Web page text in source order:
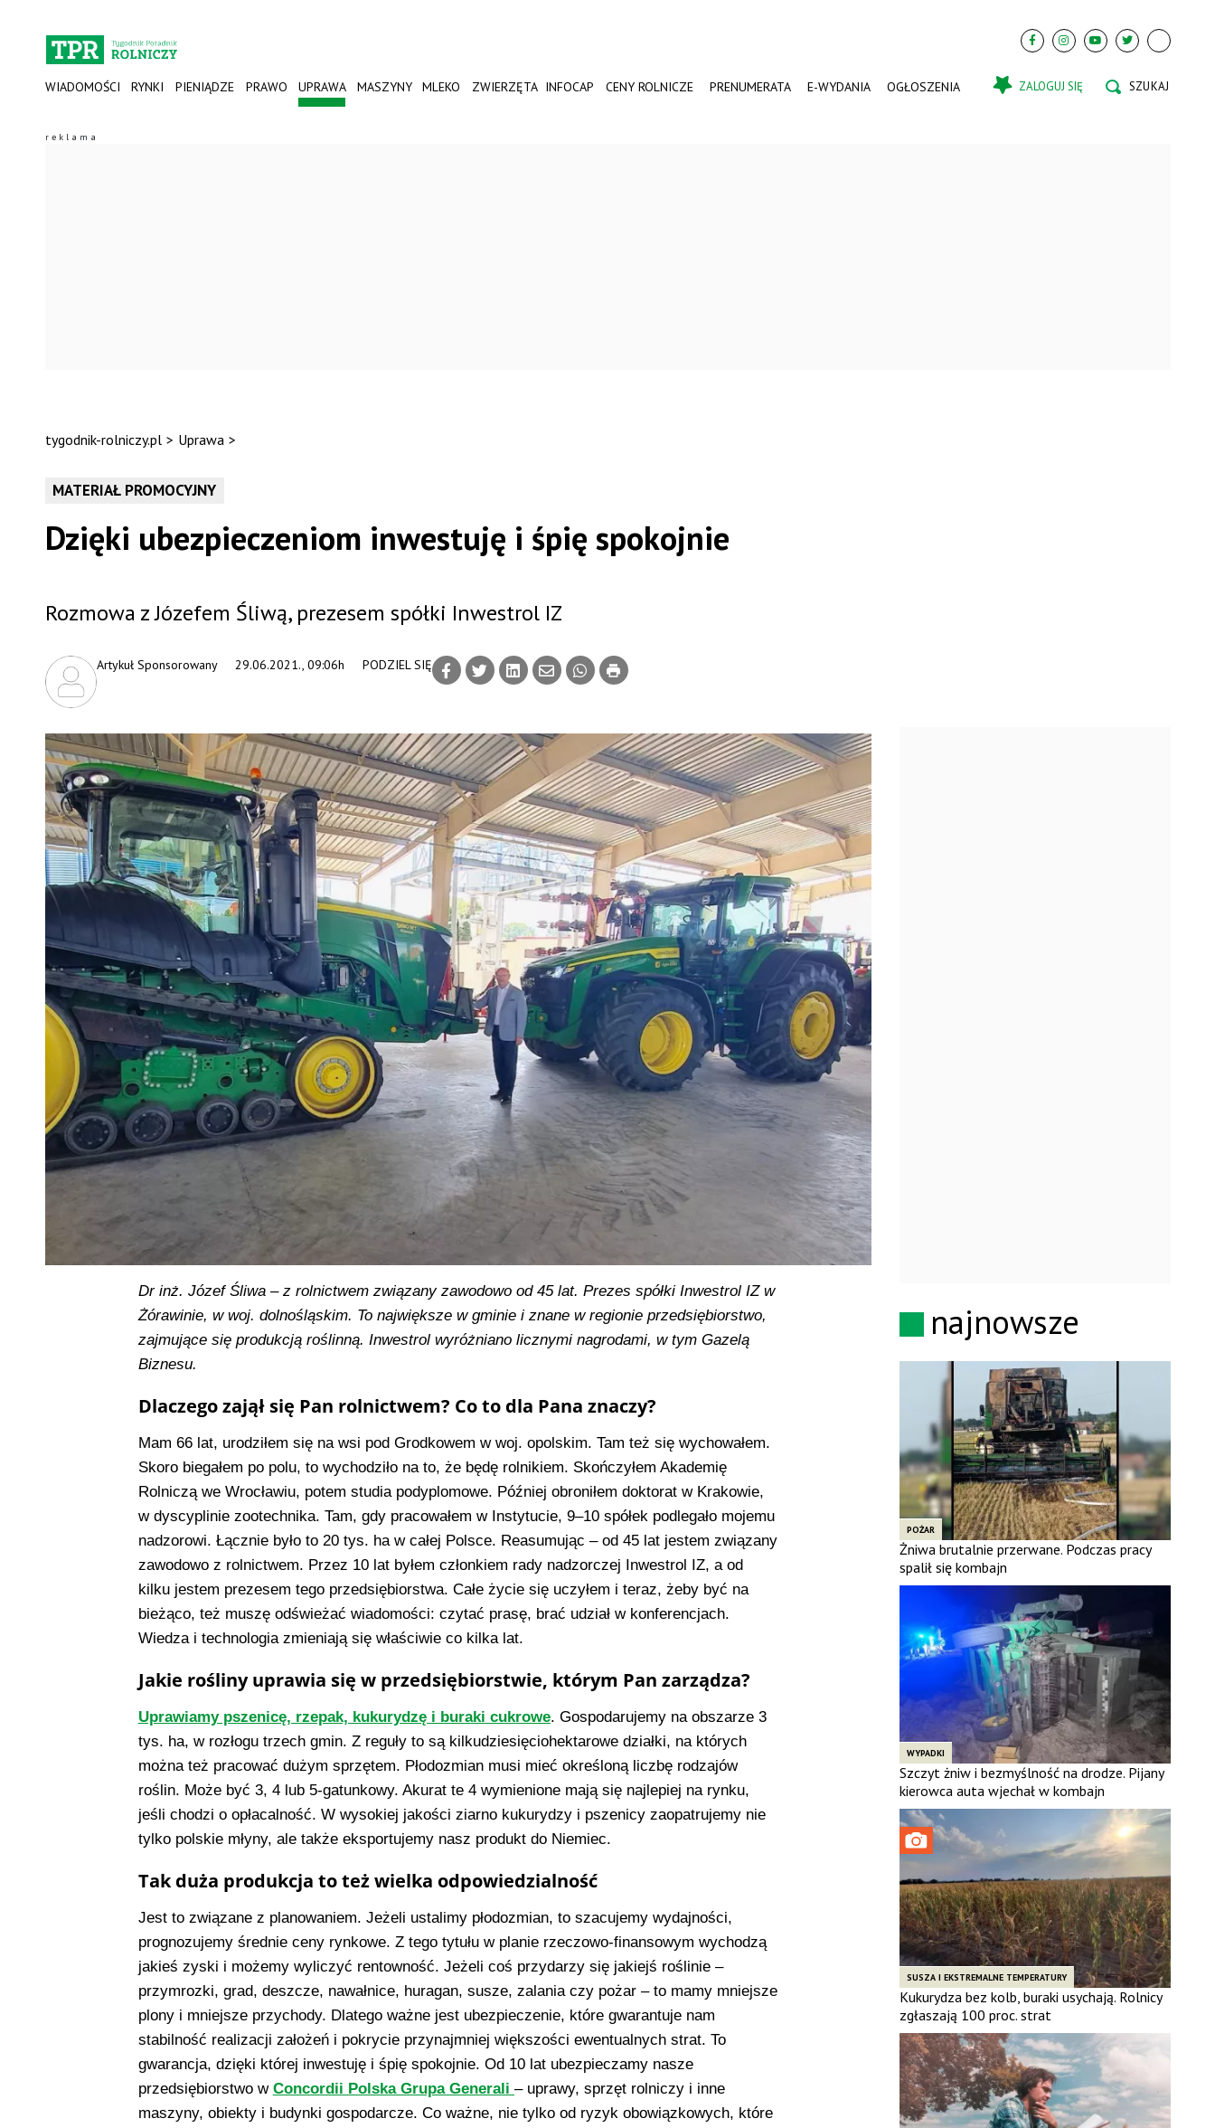
WIADOMOŚCI RYNKI PIENIĄDZE PRAWO UPRAWA MASZYNY MLEKO ZWIERZĘTA INFOCAP CENY ROLNICZE PRENUMERATA E-WYDANIA OGŁOSZENIA ZALOGUJ SIĘ
tygodnik-rolniczy.pl > Uprawa >
MATERIAŁ PROMOCYJNY
Dzięki ubezpieczeniom inwestuję i śpię spokojnie
29.06.2021., 09:06h
Artykuł Sponsorowany PODZIEL SIĘ
Rozmowa z Józefem Śliwą, prezesem spółki Inwestrol IZ
Dr inż. Józef Śliwa – z rolnictwem związany zawodowo od 45 lat. Prezes spółki Inwestrol IZ w
Żórawinie, w woj. dolnośląskim. To największe w gminie i znane w regionie przedsiębiorstwo,
zajmujące się produkcją roślinną. Inwestrol wyróżniano licznymi nagrodami, w tym Gazelą
Biznesu.
Dlaczego zajął się Pan rolnictwem? Co to dla Pana znaczy?
Mam 66 lat, urodziłem się na wsi pod Grodkowem w woj. opolskim. Tam też się wychowałem.
Skoro biegałem po polu, to wychodziło na to, że będę rolnikiem. Skończyłem Akademię
Rolniczą we Wrocławiu, potem studia podyplomowe. Później obroniłem doktorat w Krakowie,
w dyscyplinie zootechnika. Tam, gdy pracowałem w Instytucie, 9–10 spółek podlegało mojemu
nadzorowi. Łącznie było to 20 tys. ha w całej Polsce. Reasumując – od 45 lat jestem związany
zawodowo z rolnictwem. Przez 10 lat byłem członkiem rady nadzorczej Inwestrol IZ, a od
kilku jestem prezesem tego przedsiębiorstwa. Całe życie się uczyłem i teraz, żeby być na
bieżąco, też muszę odświeżać wiadomości: czytać prasę, brać udział w konferencjach.
Wiedza i technologia zmieniają się właściwie co kilka lat.
Jakie rośliny uprawia się w przedsiębiorstwie, którym Pan zarządza?
Uprawiamy pszenicę, rzepak, kukurydzę i buraki cukrowe. Gospodarujemy na obszarze 3
tys. ha, w rozłogu trzech gmin. Z reguły to są kilkudziesięciohektarowe działki, na których
można też pracować dużym sprzętem. Płodozmian musi mieć określoną liczbę rodzajów
roślin. Może być 3, 4 lub 5-gatunkowy. Akurat te 4 wymienione mają się najlepiej na rynku,
jeśli chodzi o opłacalność. W wysokiej jakości ziarno kukurydzy i pszenicy zaopatrujemy nie
tylko polskie młyny, ale także eksportujemy nasz produkt do Niemiec.
Tak duża produkcja to też wielka odpowiedzialność
Jest to związane z planowaniem. Jeżeli ustalimy płodozmian, to szacujemy wydajności,
prognozujemy średnie ceny rynkowe. Z tego tytułu w planie rzeczowo-finansowym wychodzą
jakieś zyski i możemy wyliczyć rentowność. Jeżeli coś przydarzy się jakiejś roślinie –
przymrozki, grad, deszcze, nawałnice, huragan, susze, zalania czy pożar – to mamy mniejsze
plony i mniejsze przychody. Dlatego ważne jest ubezpieczenie, które gwarantuje nam
stabilność realizacji założeń i pokrycie przynajmniej większości ewentualnych strat. To
gwarancja, dzięki której inwestuję i śpię spokojnie. Od 10 lat ubezpieczamy nasze
przedsiębiorstwo w Concordii Polska Grupa Generali – uprawy, sprzęt rolniczy i inne
maszyny, obiekty i budynki gospodarcze. Co ważne, nie tylko od ryzyk obowiązkowych, które
najnowsze
POŻAR
Żniwa brutalnie przerwane. Podczas pracy
spalił się kombajn
WYPADKI
Szczyt żniw i bezmyślność na drodze. Pijany
kierowca auta wjechał w kombajn
SUSZA I EKSTREMALNE TEMPERATURY
Kukurydza bez kolb, buraki usychają. Rolnicy
zgłaszają 100 proc. strat